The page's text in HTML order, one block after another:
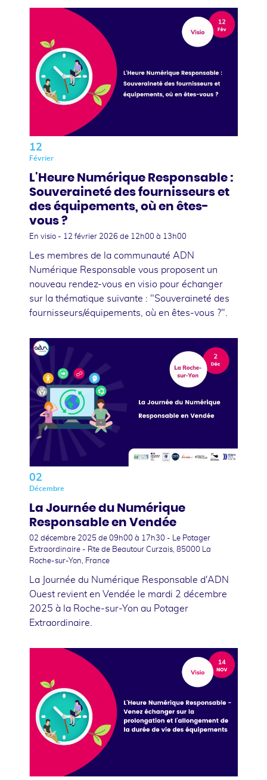
12
Février
L'Heure Numérique Responsable :
Souveraineté des fournisseurs et
des équipements, où en êtes-
vous ?
En visio - 12 février 2026 de 12h00 à 13h00
Les membres de la communauté ADN
Numérique Responsable vous proposent un
nouveau rendez-vous en visio pour échanger
sur la thématique suivante : "Souveraineté des
fournisseurs/équipements, où en êtes-vous ?".
02
Décembre
La Journée du Numérique
Responsable en Vendée
02 décembre 2025 de 09h00 à 17h30 - Le Potager
Extraordinaire - Rte de Beautour Curzais, 85000 La
Roche-sur-Yon, France
La Journée du Numérique Responsable d'ADN
Ouest revient en Vendée le mardi 2 décembre
2025 à la Roche-sur-Yon au Potager
Extraordinaire.